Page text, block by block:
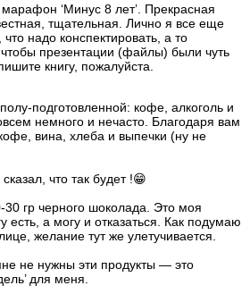
‘Минус 8 лет’. Прекрасная
тщательная. Лично я все еще
надо конспектировать, а то
презентации (файлы) были чуть
книгу, пожалуйста.
подготовленной: кофе, алкоголь и
немного и нечасто. Благодаря вам
вина, хлеба и выпечки (ну не
что так будет !😁
гр черного шоколада. Это моя
есть, а могу и отказаться. Как подумаю
желание тут же улетучивается.
не нужны эти продукты — это
для меня.